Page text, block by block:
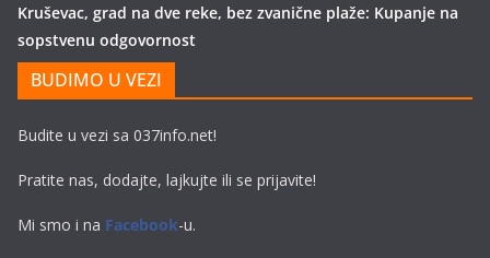
Kruševac, grad na dve reke, bez zvanične plaže: Kupanje na
sopstvenu odgovornost
BUDIMO U VEZI
Budite u vezi sa 037info.net!
Pratite nas, dodajte, lajkujte ili se prijavite!
Mi smo i na Facebook-u.